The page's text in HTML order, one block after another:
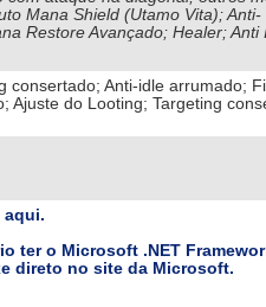
Mana Shield (Utamo Vita); Anti-
Restore Avançado; Healer; Anti
consertado; Anti-idle arrumado;
Ajuste do Looting; Targeting
aqui.
ter o Microsoft .NET
direto no site da Microsoft.